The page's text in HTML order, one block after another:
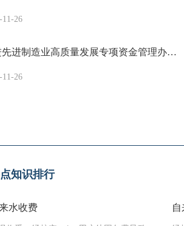
26
益阳市财政局关于征求《益阳市推进先进制造业高质量发展专项资金管理办法（修订）（征求意见稿）》意见的公告
26
知识排行
水收费